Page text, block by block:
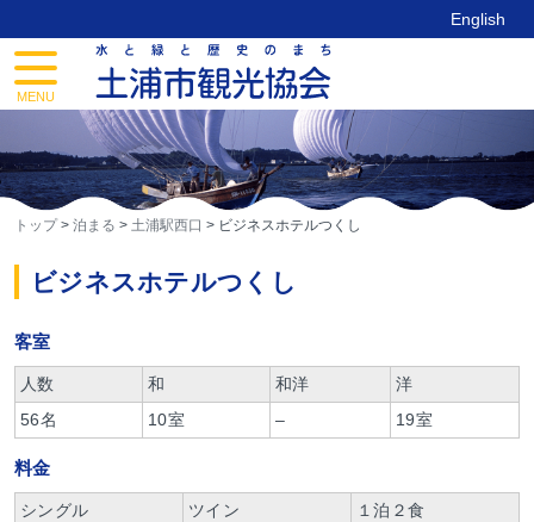
content
toggle
navigation
MENU
English
トップ> 泊まる > 土浦駅西口 > ビジネスホテルつくし
ビジネスホテルつくし
客室
人数 和 和洋
洋
56名
10室 – 19室
料金
シングル ツイン
１泊２食